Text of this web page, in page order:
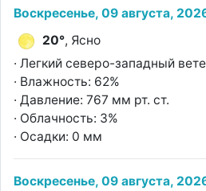
Воскресенье, 09 августа,
20°, Ясно
· Легкий северо-западный
· Влажность: 62%
· Давление: 767 мм рт. ст.
· Облачность: 3%
· Осадки: 0 мм
Воскресенье, 09 августа,